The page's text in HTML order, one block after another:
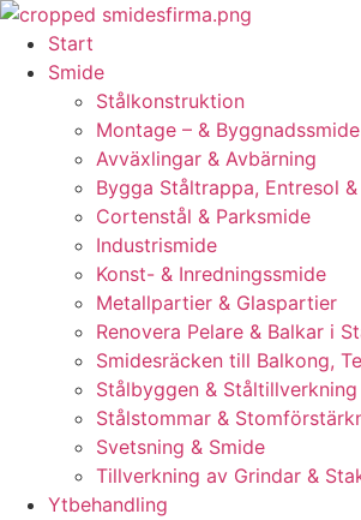
Skip
content
Start
Smide
Stålkonstruktion
Montage – & Byggnadssmide
Avväxlingar & Avbärning
Bygga Ståltrappa, Entresol &
Cortenstål & Parksmide
Industrismide
Konst- & Inredningssmide
Metallpartier & Glaspartier
Renovera Pelare & Balkar i
Smidesräcken till Balkong,
Stålbyggen & Ståltillverkning
Stålstommar &
Svetsning & Smide
Tillverkning av Grindar &
Ytbehandling